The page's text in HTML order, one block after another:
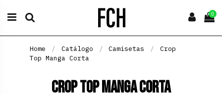
0
Home Catálogo Camisetas
Crop
Top Manga Corta
Crop Top Manga Corta